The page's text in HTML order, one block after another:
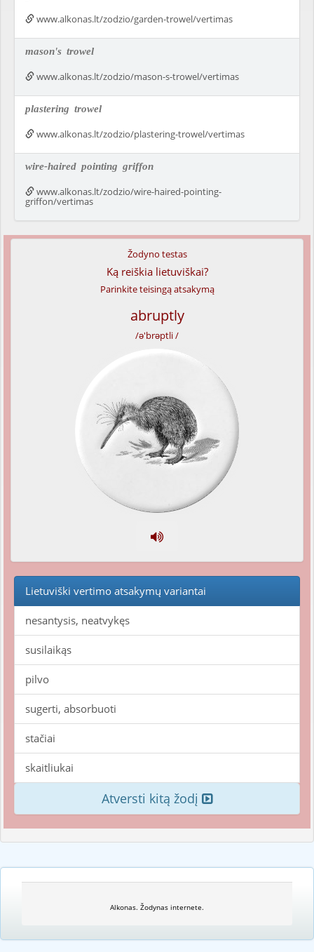
www.alkonas.lt/zodzio/garden-trowel/vertimas
mason's trowel
www.alkonas.lt/zodzio/mason-s-trowel/vertimas
plastering trowel
www.alkonas.lt/zodzio/plastering-trowel/vertimas
wire-haired pointing griffon
www.alkonas.lt/zodzio/wire-haired-pointing-
griffon/vertimas
Žodyno testas
Ką reiškia lietuviškai?
Parinkite teisingą atsakymą
abruptly
/ə'brəptli /
Lietuviški vertimo atsakymų variantai
nesantysis, neatvykęs
susilaikąs
pilvo
sugerti, absorbuoti
stačiai
skaitliukai
Atversti kitą žodį
Alkonas. Žodynas internete.